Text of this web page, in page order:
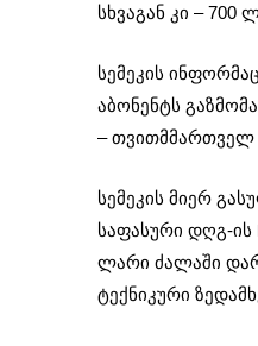
სხვაგან კი – 700
სემეკის
აბონენტს
– თვითმმართველ
სემეკის მიერ
საფასური დღგ-
ლარი ძალაში
ტექნიკური